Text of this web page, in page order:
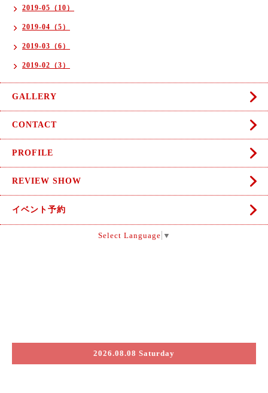
2019-05（10）
2019-04（5）
2019-03（6）
2019-02（3）
GALLERY
CONTACT
PROFILE
REVIEW SHOW
イベント予約
Select Language ▼
2026.08.08 Saturday